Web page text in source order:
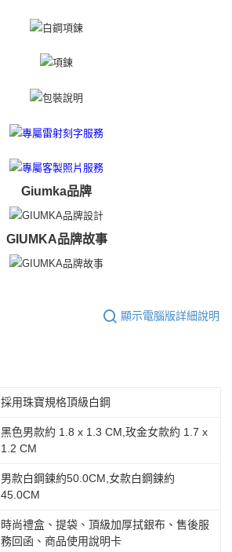
Giumka品牌
GIUMKA品牌故事
顯示電腦版詳細說明
採用珠寶規格頂級白鋼
黑色男款約 1.8 x 1.3 CM,玫金女款約 1.7 x
1.2 CM
男款白鋼鍊約50.0CM,女款白鋼鍊約
45.0CM
時尚禮盒、提袋、頂級加厚拭銀布、售後服
務回函、商品使用說明卡